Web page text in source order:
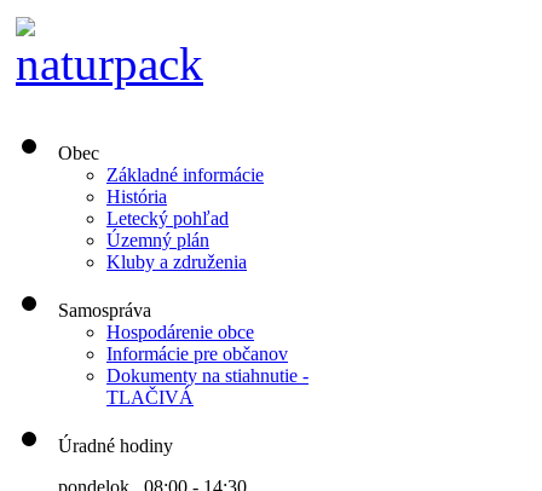
Obec
Základné informácie
História
Letecký pohľad
Územný plán
Kluby a združenia
Samospráva
Hospodárenie obce
Informácie pre občanov
Dokumenty na stiahnutie -
TLAČIVÁ
Úradné hodiny